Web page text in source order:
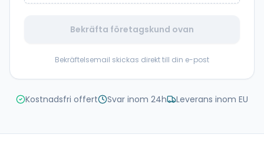
Bekräfta företagskund ovan
Bekräftelsemail skickas direkt till din e-post
Kostnadsfri offert Svar inom 24h Leverans inom EU